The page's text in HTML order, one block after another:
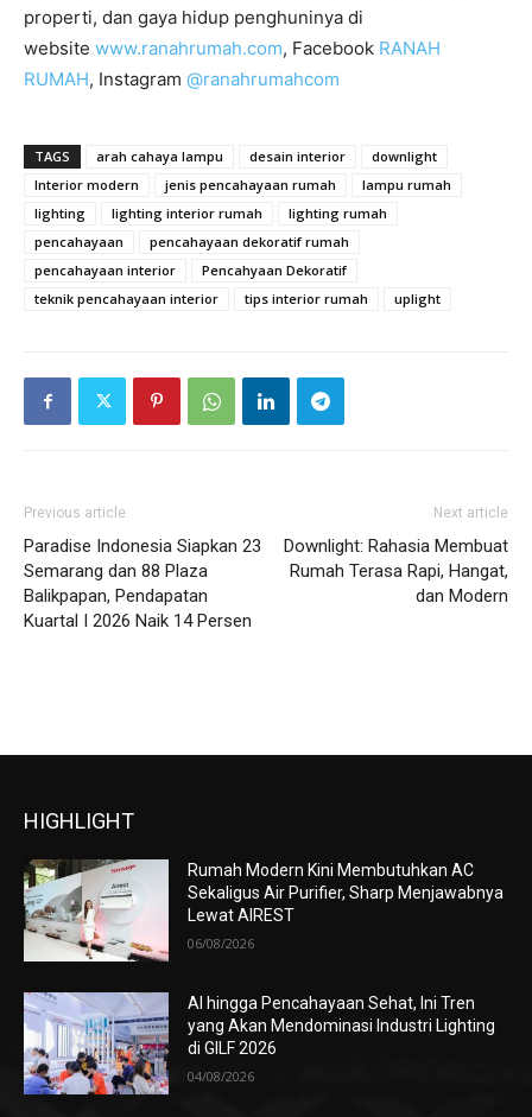
properti, dan gaya hidup penghuninya di
website www.ranahrumah.com, Facebook RANAH
RUMAH, Instagram @ranahrumahcom
TAGS arah cahaya lampu desain interior
downlight
Interior modern
jenis pencahayaan rumah
lampu rumah
lighting
lighting interior rumah
lighting rumah
pencahayaan
pencahayaan dekoratif rumah
pencahayaan interior
Pencahyaan Dekoratif
teknik pencahayaan interior
tips interior rumah uplight
Previous article
Paradise Indonesia Siapkan 23
Semarang dan 88 Plaza
Balikpapan, Pendapatan
Kuartal I 2026 Naik 14 Persen
Next article
Downlight: Rahasia Membuat
Rumah Terasa Rapi, Hangat,
dan Modern
HIGHLIGHT
Rumah Modern Kini Membutuhkan AC
Sekaligus Air Purifier, Sharp Menjawabnya
Lewat AIREST
06/08/2026
AI hingga Pencahayaan Sehat, Ini Tren
yang Akan Mendominasi Industri Lighting
di GILF 2026
04/08/2026